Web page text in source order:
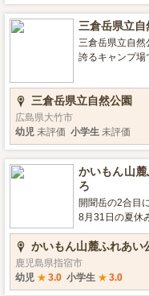
～１０月 午前１０時～午
ア,フリーサイトエリ
温泉,海辺,川遊びがで
機材レンタル,予
三倉岳県立
三倉岳県立自然
誇るキャンプ場
れる三倉岳登山
山ルートには公園
日に染まる三つの峰が
間 通年開放 ◎
曜日・12月28日～1月4日 ■設備
ア、フリーサイトエ
星空がきれい ■その他 事前予約不要。利用当日はサイト
管理のため、施
三倉岳県立自然公園
広島県大竹市
幼児 未評価 小学生 未評価
かいもん山
ろ
開聞岳の2合目
8月31日の夏休
スライダーや流水プ
打ち体験（要
（9h）、パーク
実しています。 ■営業期間／営業時間 4月1日～3月31日
9:00～17:00 ※
かいもん山麓ふれあい
鹿児島県指宿市
幼児 ★ 3.0 小学生 ★ 3.0